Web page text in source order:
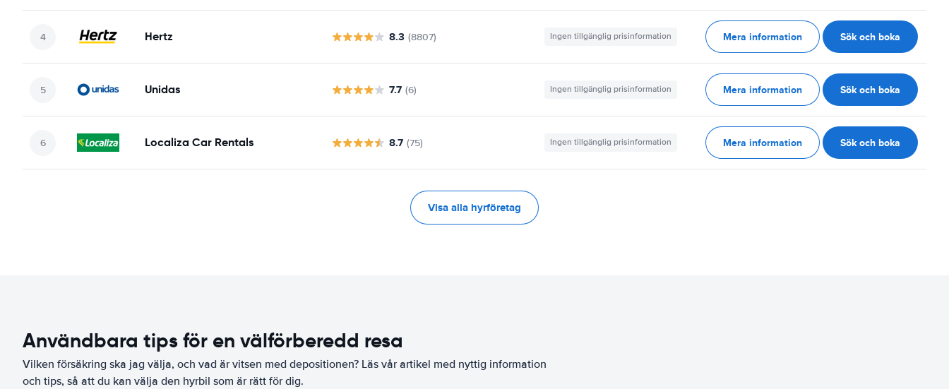
Hertz 8.3 (8807) Ingen tillgänglig prisinformation Mera information Sök och boka
Unidas 7.7 (6) Ingen tillgänglig prisinformation Mera information Sök och boka
Localiza Car Rentals 8.7 (75) Ingen tillgänglig prisinformation Mera information Sök och boka
Visa alla hyrföretag
Användbara tips för en välförberedd resa
Vilken försäkring ska jag välja, och vad är vitsen med depositionen? Läs vår artikel med nyttig information
och tips, så att du kan välja den hyrbil som är rätt för dig.